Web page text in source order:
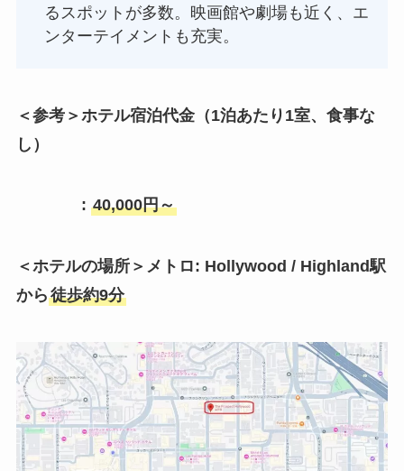
るスポットが多数。映画館や劇場も近く、エ
ンターテイメントも充実。
＜参考＞ホテル宿泊代金（1泊あたり1室、食事な
し）
: 40,000円～
＜ホテルの場所＞メトロ: Hollywood / Highland駅
から徒歩約9分